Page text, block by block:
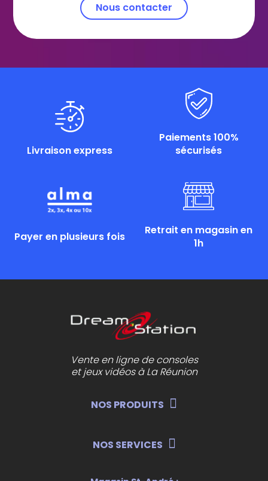
Nous contacter
Livraison express
Paiements 100%
sécurisés
Payer en plusieurs fois
Retrait en magasin en
1h
Vente en ligne de consoles
et jeux vidéos à La Réunion
NOS PRODUITS
NOS SERVICES